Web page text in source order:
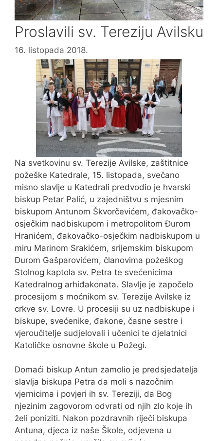
Proslavili sv. Tereziju Avilsku
16. listopada 2018.
Na svetkovinu sv. Terezije Avilske, zaštitnice
požeške Katedrale, 15. listopada, svečano
misno slavlje u Katedrali predvodio je hvarski
biskup Petar Palić, u zajedništvu s mjesnim
biskupom Antunom Škvorčevićem, đakovačko-
osječkim nadbiskupom i metropolitom Đurom
Hranićem, đakovačko-osječkim nadbiskupom u
miru Marinom Srakićem, srijemskim biskupom
Đurom Gašparovićem, članovima požeškog
Stolnog kaptola sv. Petra te svećenicima
Katedralnog arhiđakonata. Slavlje je započelo
procesijom s moćnikom sv. Terezije Avilske iz
crkve sv. Lovre. U procesiji su uz nadbiskupe i
biskupe, svećenike, đakone, časne sestre i
vjeroučitelje sudjelovali i učenici te djelatnici
Katoličke osnovne škole u Požegi.
Domaći biskup Antun zamolio je predsjedatelja
slavlja biskupa Petra da moli s nazočnim
vjernicima i povjeri ih sv. Tereziji, da Bog
njezinim zagovorom odvrati od njih zlo koje ih
želi poniziti. Nakon pozdravnih riječi biskupa
Antuna, djeca iz naše Škole, odjevena u